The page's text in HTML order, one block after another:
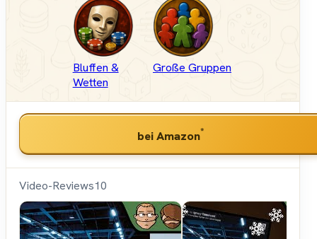
Bluffen &
Wetten
Große Gruppen
bei Amazon*
Video-Reviews10